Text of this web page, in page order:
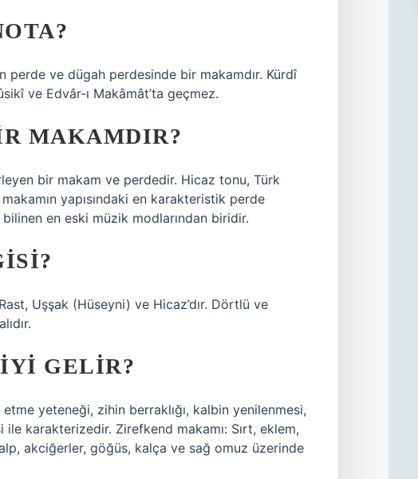
perde ve dügah perdesinde bir makamdır. Kürdî
ve Edvâr-ı Makâmât’ta geçmez.
MAKAMDIR?
bir makam ve perdedir. Hicaz tonu, Türk
yapısındaki en karakteristik perde
en eski müzik modlarından biridir.
Uşşak (Hüseyni) ve Hicaz’dır. Dörtlü ve
GELIR?
yeteneği, zihin berraklığı, kalbin yenilenmesi,
ile karakterizedir. Zirefkend makamı: Sırt, eklem,
akciğerler, göğüs, kalça ve sağ omuz üzerinde